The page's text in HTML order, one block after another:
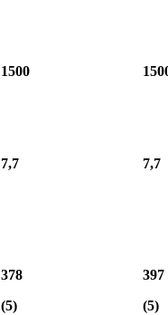
1500
7,7 7,7
378
(5)
397
(5)